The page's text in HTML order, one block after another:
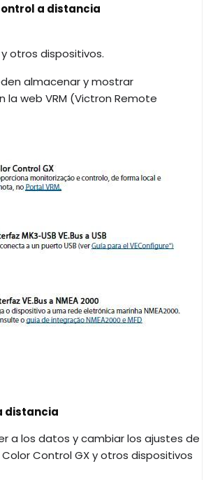
a distancia
otros dispositivos.
almacenar y mostrar
web VRM (Victron Remote
distancia
a los datos y cambiar los ajustes de
Control GX y otros dispositivos